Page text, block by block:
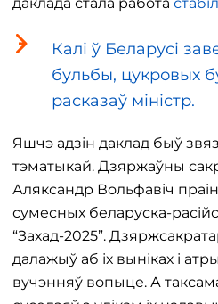
Калі ў Беларусі
бульбы, цукровых
расказаў міністр.
Яшчэ адзін даклад быў
тэматыкай. Дзяржаўны
Аляксандр Вольфавіч
сумесных беларуска-
“Захад-2025”.
далажыў аб іх выніках і
вучэнняў вопыце. А